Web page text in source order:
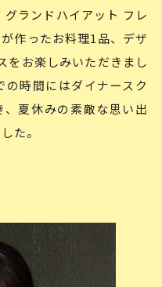
ランドハイアット フレ
作ったお料理1品、デザ
をお楽しみいただきまし
時間にはダイナースク
夏休みの素敵な思い出
た。